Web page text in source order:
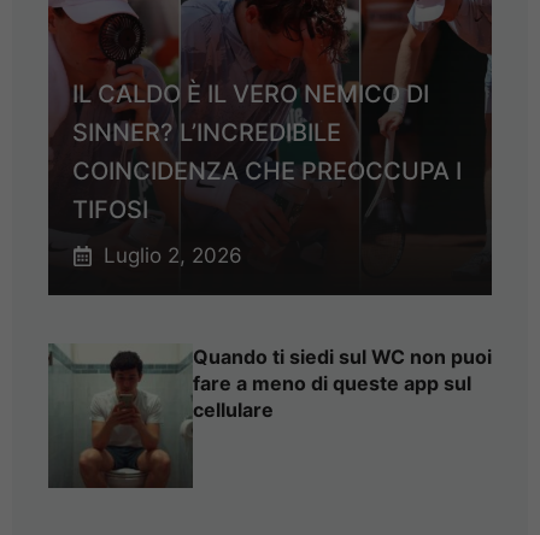
IL CALDO È IL VERO NEMICO DI
SINNER? L’INCREDIBILE
COINCIDENZA CHE PREOCCUPA I
TIFOSI
Luglio 2, 2026
Quando ti siedi sul WC non puoi
fare a meno di queste app sul
cellulare